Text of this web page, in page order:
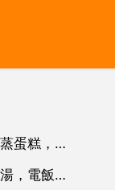
電飯鍋蒸蛋糕用電飯鍋怎麼蒸蛋糕，怎樣用電飯鍋來蒸蛋糕？
南韓福庫電飯煲怎樣做公尺湯，電飯鍋怎麼煮粥？